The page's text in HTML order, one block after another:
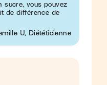
sucre, vous pouvez
de différence de
U, Diététicienne